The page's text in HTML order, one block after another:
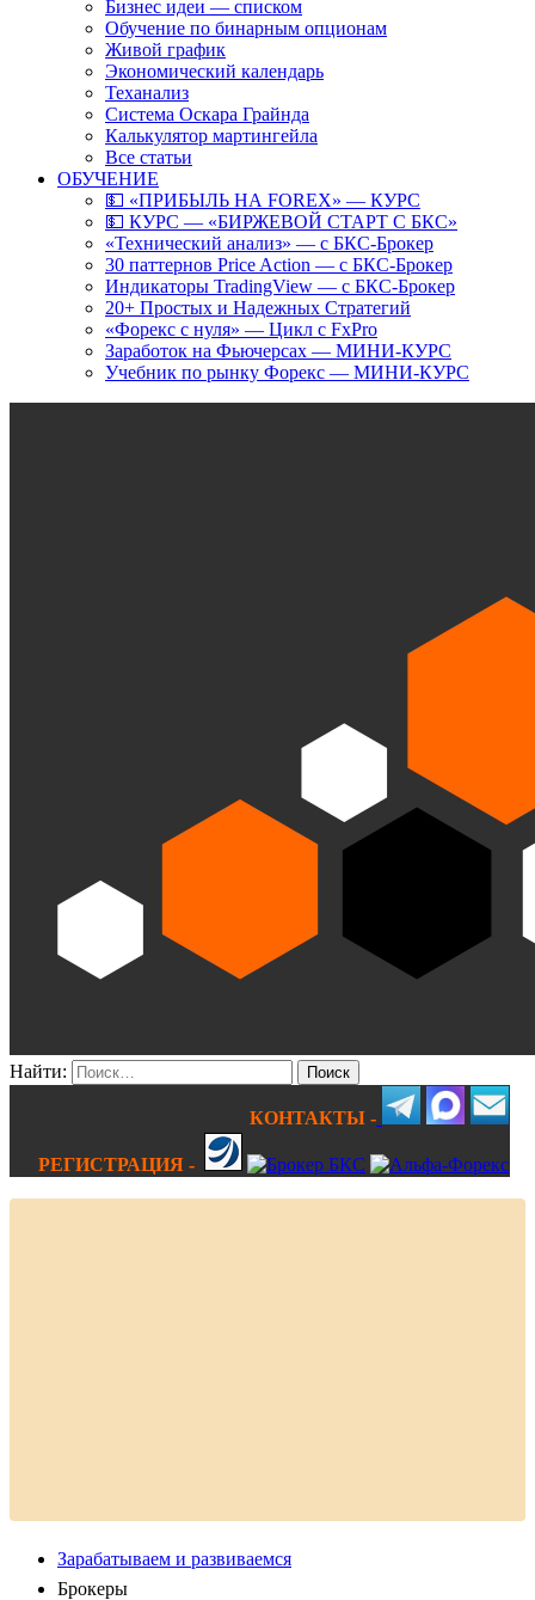
Бизнес идеи — списком
Обучение по бинарным опционам
Живой график
Экономический календарь
Теханализ
Система Оскара Грайнда
Калькулятор мартингейла
Все статьи
ОБУЧЕНИЕ
💵 «ПРИБЫЛЬ НА FOREX» — КУРС
💵 КУРС — «БИРЖЕВОЙ СТАРТ С БКС»
«Технический анализ» — с БКС-Брокер
30 паттернов Price Action — с БКС-Брокер
Индикаторы TradingView — с БКС-Брокер
20+ Простых и Надежных Стратегий
«Форекс с нуля» — Цикл с FxPro
Заработок на Фьючерсах — МИНИ-КУРС
Учебник по рынку Форекс — МИНИ-КУРС
Найти:
КОНТАКТЫ -
РЕГИСТРАЦИЯ -
Зарабатываем и развиваемся
Брокеры